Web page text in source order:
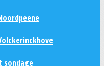
sondage